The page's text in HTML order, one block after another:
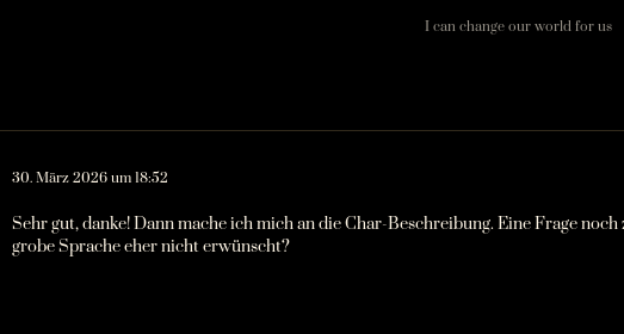
I can change our world for us
30. März 2026 um 18:52
Sehr gut, danke! Dann mache ich mich an die Char-Beschreibung. Eine Frage
grobe Sprache eher nicht erwünscht?